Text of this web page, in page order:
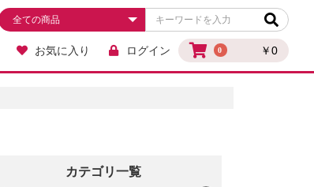
0 ￥0
お気に入り ログイン
カテゴリ一覧